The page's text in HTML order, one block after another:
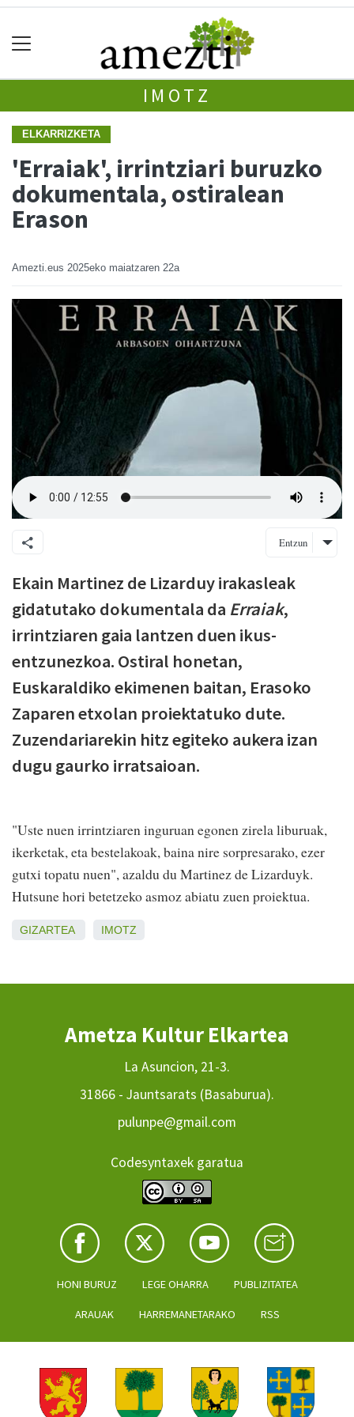
IMOTZ
ELKARRIZKETA
'Erraiak', irrintziari buruzko
dokumentala, ostiralean
Erason
Amezti.eus 2025eko maiatzaren 22a
Entzun
Ekain Martinez de Lizarduy irakasleak
gidatutako dokumentala da Erraiak,
irrintziaren gaia lantzen duen ikus-
entzunezkoa. Ostiral honetan,
Euskaraldiko ekimenen baitan, Erasoko
Zaparen etxolan proiektatuko dute.
Zuzendariarekin hitz egiteko aukera izan
dugu gaurko irratsaioan.
"Uste nuen irrintziaren inguruan egonen zirela liburuak,
ikerketak, eta bestelakoak, baina nire sorpresarako, ezer
gutxi topatu nuen", azaldu du Martinez de Lizarduyk.
Hutsune hori betetzeko asmoz abiatu zuen proiektua.
GIZARTEA IMOTZ
Ametza Kultur Elkartea
La Asuncion, 21-3.
31866 - Jauntsarats (Basaburua).
pulunpe@gmail.com
Codesyntaxek garatua
HONI BURUZ LEGE OHARRA PUBLIZITATEA
ARAUAK HARREMANETARAKO RSS